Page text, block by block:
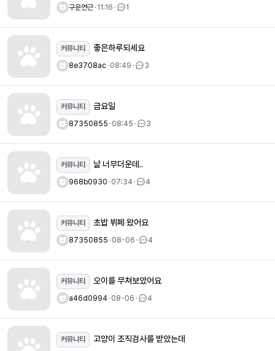
구운연근ㆍ11:16ㆍ 1
커뮤니티 좋은하루되세요
8e3708acㆍ08:49ㆍ 3
커뮤니티 금요일
87350855ㆍ08:45ㆍ 3
커뮤니티 날 너무더운데..
968b0930ㆍ07:34ㆍ 4
커뮤니티 초밥 뷔페 왔어요
87350855ㆍ08-06ㆍ 4
커뮤니티 오이를 무쳐보았어요
a46d0994ㆍ08-06ㆍ 4
커뮤니티 고양이 조직검사를 받았는데